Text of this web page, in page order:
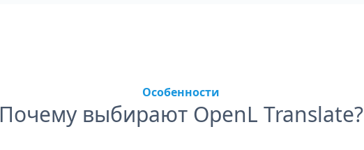
Особенности
Почему выбирают OpenL Translate?